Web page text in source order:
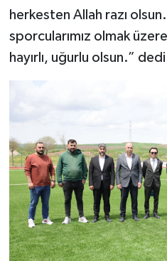
herkesten Allah razı
sporcularımız olmak
hayırlı, uğurlu olsun.”